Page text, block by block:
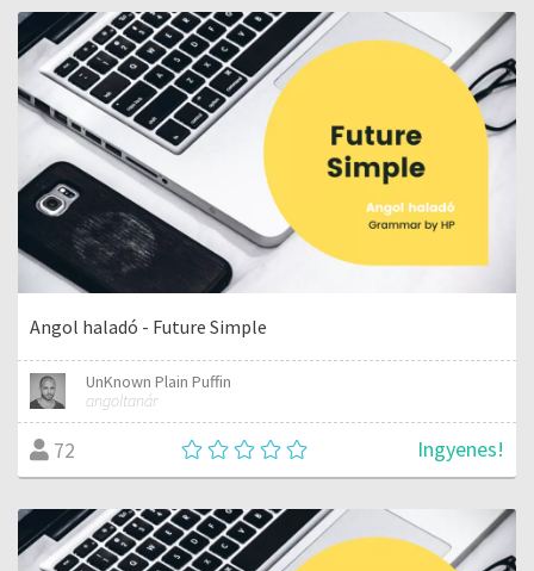
Angol haladó - Future Simple
UnKnown Plain Puffin
angoltanár
72 Ingyenes!